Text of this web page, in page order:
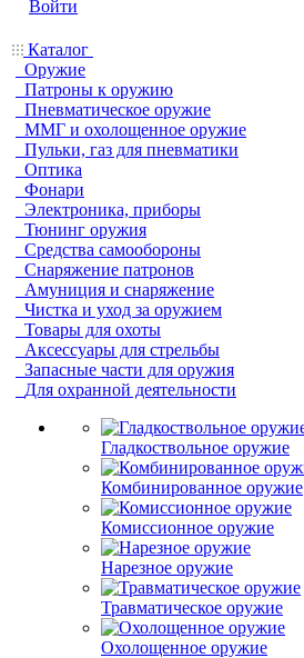
Войти
Каталог
Оружие
Патроны к оружию
Пневматическое оружие
ММГ и охолощенное оружие
Пульки, газ для пневматики
Оптика
Фонари
Электроника, приборы
Тюнинг оружия
Средства самообороны
Снаряжение патронов
Амуниция и снаряжение
Чистка и уход за оружием
Товары для охоты
Аксессуары для стрельбы
Запасные части для оружия
Для охранной деятельности
Гладкоствольное оружие
Комбинированное оружие
Комиссионное оружие
Нарезное оружие
Травматическое оружие
Охолощенное оружие